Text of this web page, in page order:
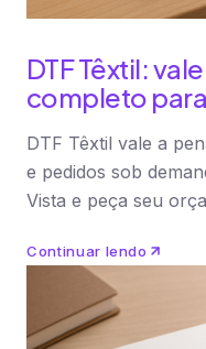
DTF Têxtil:
completo
DTF Têxtil vale a
e pedidos sob
Vista e peça seu
Continuar lendo